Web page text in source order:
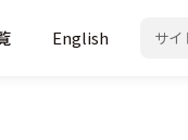
English